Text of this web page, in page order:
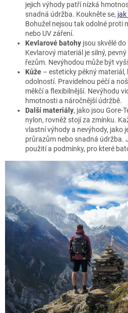
jejich výhody patří nízká
snadná údržba. Koukněte se,
Bohužel nejsou tak odolné proti
nebo UV záření.
Kevlarové batohy jsou skvělé
Kevlarový materiál je silný,
řezům. Nevýhodou může být
Kůže – esteticky pěkný
odolností. Pravidelnou péčí a
měkčí a flexibilnější. Nevýhodu
hmotnosti a náročnější údržbě.
Další materiály, jako jsou Gore-
nylon, rovněž stojí za zmínku.
vlastní výhody a nevýhody, jako
průrazům nebo snadná údržba.
použití a podmínky, pro které